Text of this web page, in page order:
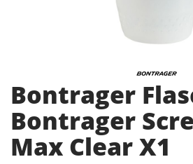
Bontrager
Bontrager
Max Clear X1